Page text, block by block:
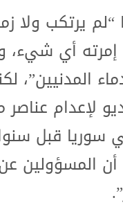
يرتكب ولا
أي شيء،
المدنيين”،
لإعدام عناصر
قبل
أن المسؤولين